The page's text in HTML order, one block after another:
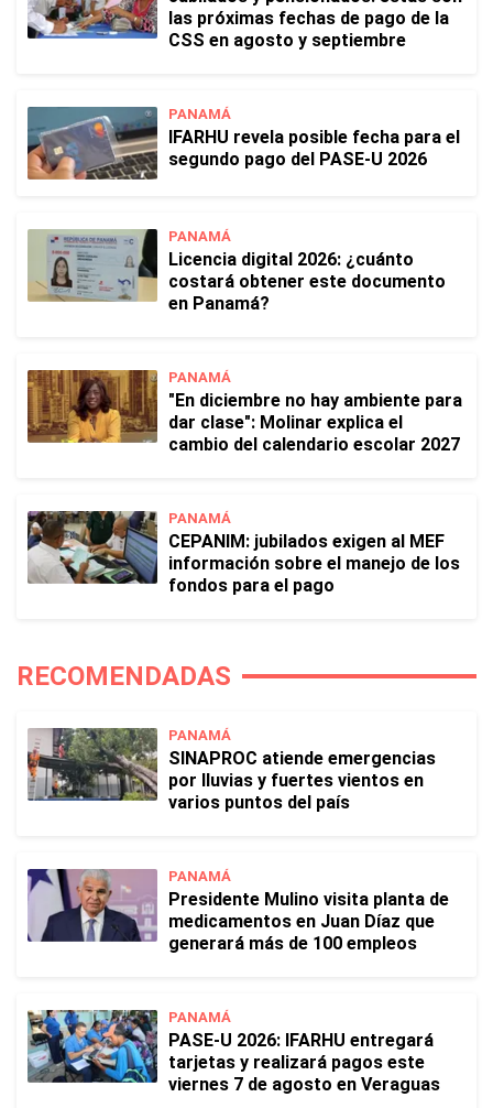
las próximas fechas de pago de la
CSS en agosto y septiembre
PANAMÁ
IFARHU revela posible fecha para el
segundo pago del PASE-U 2026
PANAMÁ
Licencia digital 2026: ¿cuánto
costará obtener este documento
en Panamá?
PANAMÁ
"En diciembre no hay ambiente para
dar clase": Molinar explica el
cambio del calendario escolar 2027
PANAMÁ
CEPANIM: jubilados exigen al MEF
información sobre el manejo de los
fondos para el pago
RECOMENDADAS
PANAMÁ
SINAPROC atiende emergencias
por lluvias y fuertes vientos en
varios puntos del país
PANAMÁ
Presidente Mulino visita planta de
medicamentos en Juan Díaz que
generará más de 100 empleos
PANAMÁ
PASE-U 2026: IFARHU entregará
tarjetas y realizará pagos este
viernes 7 de agosto en Veraguas